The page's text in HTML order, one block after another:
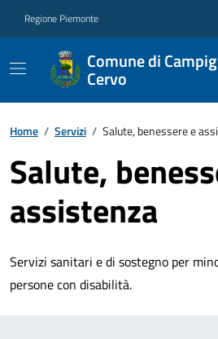
Regione Piemonte
Comune di
Cervo
Home / Servizi / Salute, benessere e
Salute,
assistenza
Servizi sanitari e di sostegno per
persone con disabilità.